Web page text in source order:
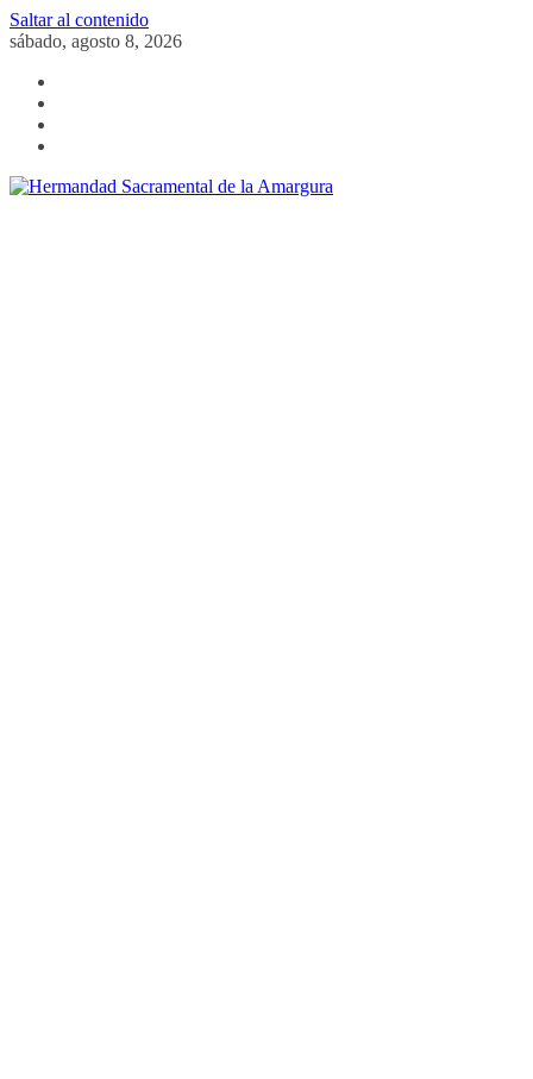
Saltar al contenido
sábado, agosto 8, 2026